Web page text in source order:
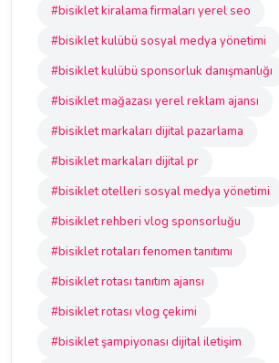
#bisiklet kiralama firmaları yerel seo
#bisiklet kulübü sosyal medya yönetimi
#bisiklet kulübü sponsorluk danışmanlığı
#bisiklet mağazası yerel reklam ajansı
#bisiklet markaları dijital pazarlama
#bisiklet markaları dijital pr
#bisiklet otelleri sosyal medya yönetimi
#bisiklet rehberi vlog sponsorluğu
#bisiklet rotaları fenomen tanıtımı
#bisiklet rotası tanıtım ajansı
#bisiklet rotası vlog çekimi
#bisiklet şampiyonası dijital iletişim